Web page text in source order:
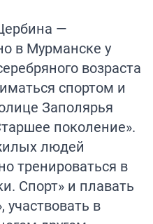
—
в Мурманске у
возраста
спортом и
Заполярья
поколение».
людей
тренироваться в
Спорт» и плавать
участвовать в